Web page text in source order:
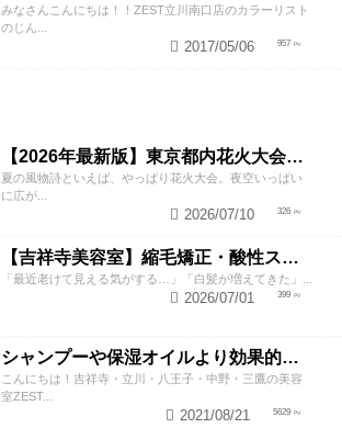
みなさんこんにちは！！ZEST立川南口店のカラーリスト
のじん...
957
2017/05/06
【2026年最新版】東京都内花火大会まとめ｜浴衣着付け・ヘアセットならZESTへ
夏の風物詩といえば、やっぱり花火大会。夜空いっぱい
に広が...
326
2026/07/10
【吉祥寺美容室】縮毛矯正・酸性ストレートで若返り！後ろ姿が変わると見た目年齢も変わる？
「最近老けて見える気がする…」「白髪が増えてきた」...
399
2026/07/01
シャンプーや保湿オイルより効果的！？美容師が教える頭皮の臭い＆乾燥ケアとは
こんにちは！吉祥寺・立川・八王子・中野・三鷹の美容
室ZEST...
5629
2021/08/21